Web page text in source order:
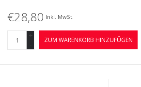
€28,80 Inkl. MwSt.
+
-
ZUM WARENKORB HINZUFÜGEN